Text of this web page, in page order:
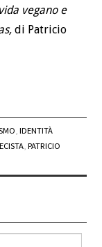
vegano e
di Patricio
, IDENTITÀ
,PATRICIO